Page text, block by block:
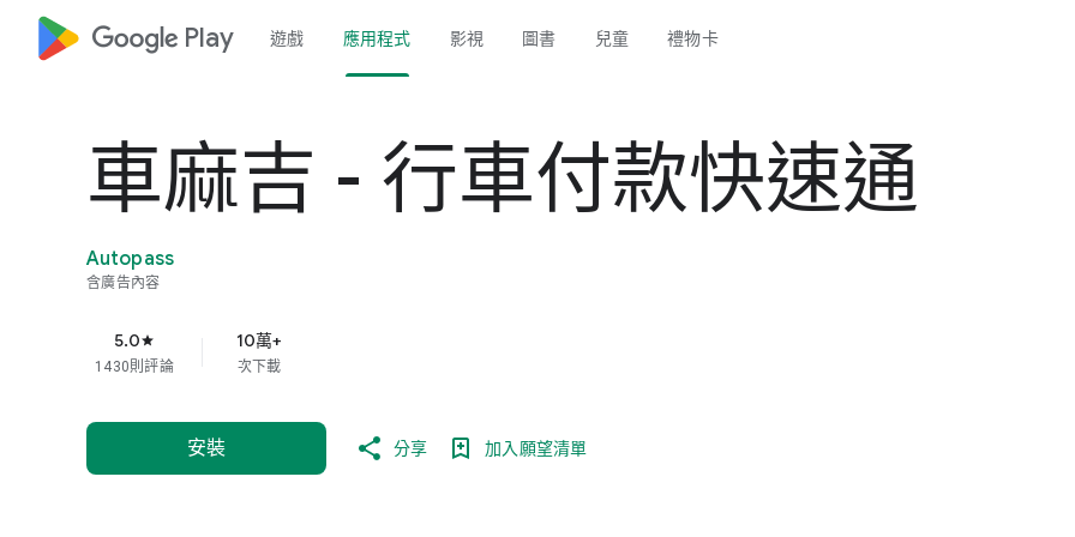
google_logo Play 遊戲 應用程式 影視 圖書 兒童 禮物卡
車麻吉 - 行車付款快速通
Autopass
含廣告內容
5.0star
1430則評論
10萬+
次下載
安裝 分享 加入願望清單